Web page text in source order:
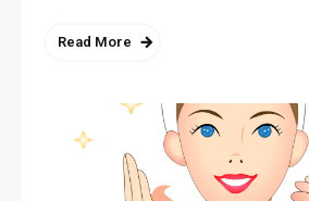
Read More